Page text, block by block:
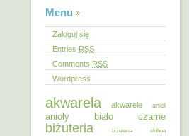
Menu
Zaloguj się
Entries RSS
Comments RSS
Wordpress
akwarela akwarele anioł
anioły biało czarne
biżuteria
biżuteria ślubna